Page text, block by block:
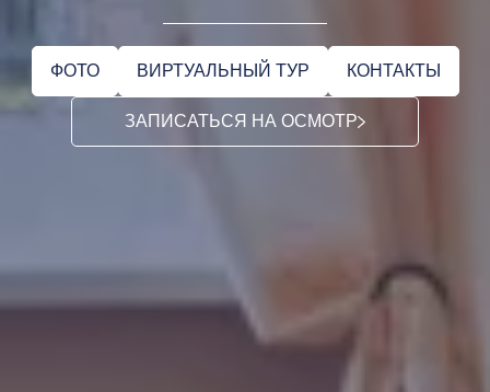
ФОТО ВИРТУАЛЬНЫЙ ТУР
КОНТАКТЫ
ЗАПИСАТЬСЯ НА ОСМОТР